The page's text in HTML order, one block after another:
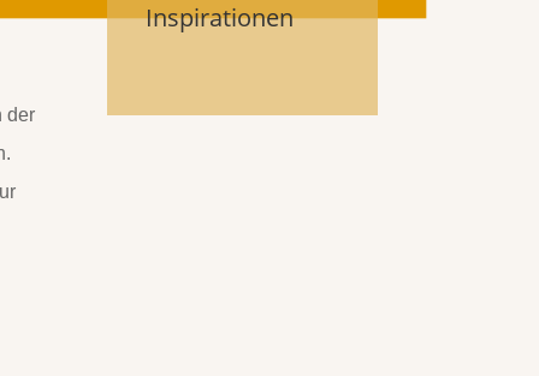
der
Inspirationen